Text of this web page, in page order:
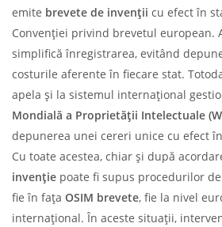
emite brevete de invenții cu efect în
Convenției privind brevetul european.
simplifică înregistrarea, evitând
costurile aferente în fiecare stat.
apela și la sistemul internațional
Mondială a Proprietății Intelectuale
depunerea unei cereri unice cu efect
Cu toate acestea, chiar și după
invenție poate fi supus procedurilor
fie în fața OSIM brevete, fie la nivel
internațional. În aceste situații,